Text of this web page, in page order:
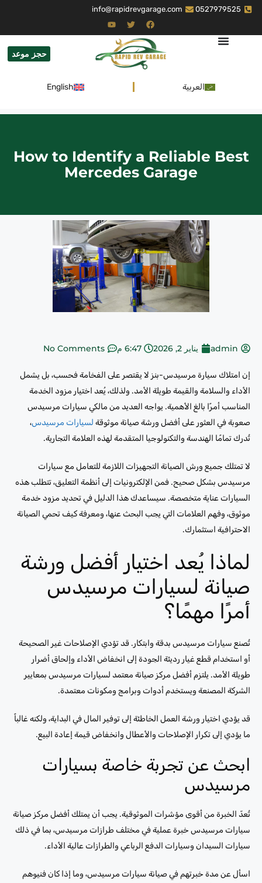
0527979525
info@rapidrevgarage.com
حجز موعد
العربية English
How to Identify a Reliable Best
Mercedes Garage
admin يناير 2, 2026 6:47 م No Comments
إن امتلاك سيارة مرسيدس-بنز لا يقتصر على الفخامة فحسب، بل يشمل
الأداء والسلامة والقيمة طويلة الأمد. ولذلك، يُعد اختيار مزود الخدمة
المناسب أمرًا بالغ الأهمية. يواجه العديد من مالكي سيارات مرسيدس
صعوبة في العثور على أفضل ورشة صيانة موثوقة لسيارات مرسيدس،
تُدرك تمامًا الهندسة والتكنولوجيا المتقدمة لهذه العلامة التجارية.
لا تمتلك جميع ورش الصيانة التجهيزات اللازمة للتعامل مع سيارات
مرسيدس بشكل صحيح. فمن الإلكترونيات إلى أنظمة التعليق، تتطلب هذه
السيارات عناية متخصصة. سيساعدك هذا الدليل في تحديد مزود خدمة
موثوق، وفهم العلامات التي يجب البحث عنها، ومعرفة كيف تحمي الصيانة
الاحترافية استثمارك.
لماذا يُعد اختيار أفضل ورشة
صيانة لسيارات مرسيدس
أمرًا مهمًا؟
تُصنع سيارات مرسيدس بدقة وابتكار. قد تؤدي الإصلاحات غير الصحيحة
أو استخدام قطع غيار رديئة الجودة إلى انخفاض الأداء وإلحاق أضرار
طويلة الأمد. يلتزم أفضل مركز صيانة معتمد لسيارات مرسيدس بمعايير
الشركة المصنعة ويستخدم أدوات وبرامج ومكونات معتمدة.
قد يؤدي اختيار ورشة العمل الخاطئة إلى توفير المال في البداية، ولكنه غالباً
ما يؤدي إلى تكرار الإصلاحات والأعطال وانخفاض قيمة إعادة البيع.
ابحث عن تجربة خاصة بسيارات
مرسيدس
تُعدّ الخبرة من أقوى مؤشرات الموثوقية. يجب أن يمتلك أفضل مركز صيانة
سيارات مرسيدس خبرة عملية في مختلف طرازات مرسيدس، بما في ذلك
سيارات السيدان وسيارات الدفع الرباعي والطرازات عالية الأداء.
اسأل عن مدة خبرتهم في صيانة سيارات مرسيدس، وما إذا كان فنيوهم